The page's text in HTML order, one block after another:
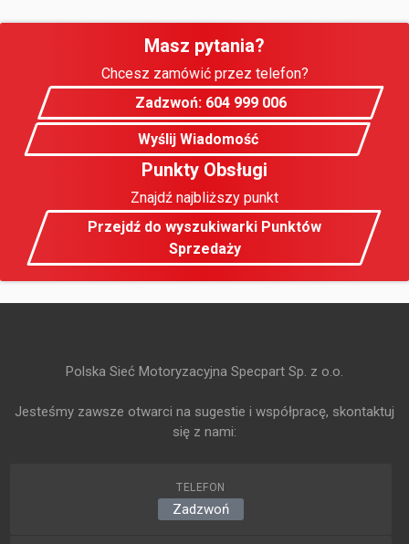
Masz pytania?
Chcesz zamówić przez telefon?
Zadzwoń: 604 999 006
Wyślij Wiadomość
Punkty Obsługi
Znajdź najbliższy punkt
Przejdź do wyszukiwarki Punktów
Sprzedaży
Polska Sieć Motoryzacyjna Specpart Sp. z o.o.
Jesteśmy zawsze otwarci na sugestie i współpracę, skontaktuj
się z nami:
TELEFON
Zadzwoń